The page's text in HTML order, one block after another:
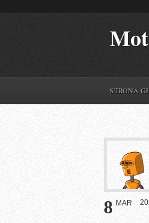
STRONA
8 MAR